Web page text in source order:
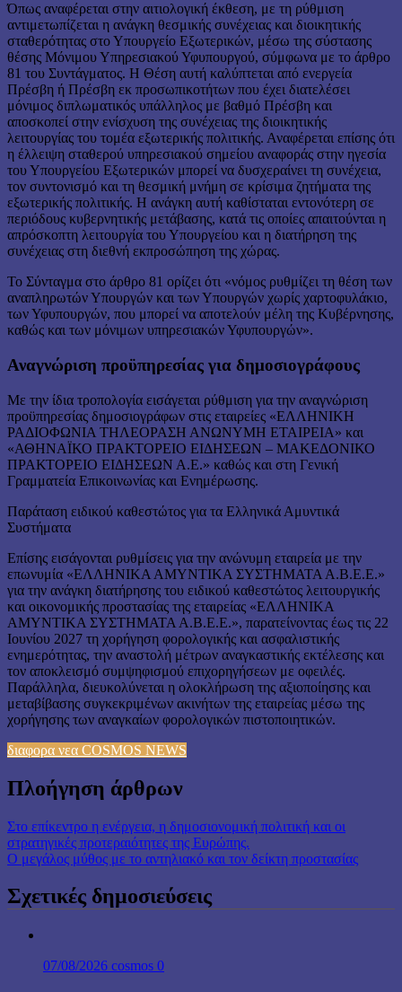
Όπως αναφέρεται στην αιτιολογική έκθεση, με τη ρύθμιση
αντιμετωπίζεται η ανάγκη θεσμικής συνέχειας και διοικητικής
σταθερότητας στο Υπουργείο Εξωτερικών, μέσω της σύστασης
θέσης Μόνιμου Υπηρεσιακού Υφυπουργού, σύμφωνα με το άρθρο
81 του Συντάγματος. Η Θέση αυτή καλύπτεται από ενεργεία
Πρέσβη ή Πρέσβη εκ προσωπικοτήτων που έχει διατελέσει
μόνιμος διπλωματικός υπάλληλος με βαθμό Πρέσβη και
αποσκοπεί στην ενίσχυση της συνέχειας της διοικητικής
λειτουργίας του τομέα εξωτερικής πολιτικής. Αναφέρεται επίσης ότι
η έλλειψη σταθερού υπηρεσιακού σημείου αναφοράς στην ηγεσία
του Υπουργείου Εξωτερικών μπορεί να δυσχεραίνει τη συνέχεια,
τον συντονισμό και τη θεσμική μνήμη σε κρίσιμα ζητήματα της
εξωτερικής πολιτικής. Η ανάγκη αυτή καθίσταται εντονότερη σε
περιόδους κυβερνητικής μετάβασης, κατά τις οποίες απαιτούνται η
απρόσκοπτη λειτουργία του Υπουργείου και η διατήρηση της
συνέχειας στη διεθνή εκπροσώπηση της χώρας.
Το Σύνταγμα στο άρθρο 81 ορίζει ότι «νόμος ρυθμίζει τη θέση των
αναπληρωτών Υπουργών και των Υπουργών χωρίς χαρτοφυλάκιο,
των Υφυπουργών, που μπορεί να αποτελούν μέλη της Κυβέρνησης,
καθώς και των μόνιμων υπηρεσιακών Υφυπουργών».
Αναγνώριση προϋπηρεσίας για δημοσιογράφους
Με την ίδια τροπολογία εισάγεται ρύθμιση για την αναγνώριση
προϋπηρεσίας δημοσιογράφων στις εταιρείες «ΕΛΛΗΝΙΚΗ
ΡΑΔΙΟΦΩΝΙΑ ΤΗΛΕΟΡΑΣΗ ΑΝΩΝΥΜΗ ΕΤΑΙΡΕΙΑ» και
«ΑΘΗΝΑΪΚΟ ΠΡΑΚΤΟΡΕΙΟ ΕΙΔΗΣΕΩΝ – ΜΑΚΕΔΟΝΙΚΟ
ΠΡΑΚΤΟΡΕΙΟ ΕΙΔΗΣΕΩΝ Α.Ε.» καθώς και στη Γενική
Γραμματεία Επικοινωνίας και Ενημέρωσης.
Παράταση ειδικού καθεστώτος για τα Ελληνικά Αμυντικά
Συστήματα
Επίσης εισάγονται ρυθμίσεις για την ανώνυμη εταιρεία με την
επωνυμία «ΕΛΛΗΝΙΚΑ ΑΜΥΝΤΙΚΑ ΣΥΣΤΗΜΑΤΑ Α.Β.Ε.Ε.»
για την ανάγκη διατήρησης του ειδικού καθεστώτος λειτουργικής
και οικονομικής προστασίας της εταιρείας «ΕΛΛΗΝΙΚΑ
ΑΜΥΝΤΙΚΑ ΣΥΣΤΗΜΑΤΑ Α.Β.Ε.Ε.», παρατείνοντας έως τις 22
Ιουνίου 2027 τη χορήγηση φορολογικής και ασφαλιστικής
ενημερότητας, την αναστολή μέτρων αναγκαστικής εκτέλεσης και
τον αποκλεισμό συμψηφισμού επιχορηγήσεων με οφειλές.
Παράλληλα, διευκολύνεται η ολοκλήρωση της αξιοποίησης και
μεταβίβασης συγκεκριμένων ακινήτων της εταιρείας μέσω της
χορήγησης των αναγκαίων φορολογικών πιστοποιητικών.
διαφορα νεα COSMOS NEWS
Πλοήγηση άρθρων
Στο επίκεντρο η ενέργεια, η δημοσιονομική πολιτική και οι
στρατηγικές προτεραιότητες της Ευρώπης.
Ο μεγάλος μύθος με το αντηλιακό και τον δείκτη προστασίας
Σχετικές δημοσιεύσεις
07/08/2026 cosmos 0